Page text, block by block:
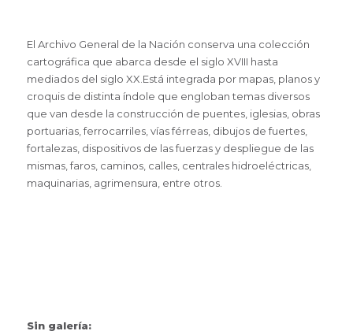
El Archivo General de la Nación conserva una colección
cartográfica que abarca desde el siglo XVIII hasta
mediados del siglo XX.Está integrada por mapas, planos y
croquis de distinta índole que engloban temas diversos
que van desde la construcción de puentes, iglesias, obras
portuarias, ferrocarriles, vías férreas, dibujos de fuertes,
fortalezas, dispositivos de las fuerzas y despliegue de las
mismas, faros, caminos, calles, centrales hidroeléctricas,
maquinarias, agrimensura, entre otros.
Sin galería: